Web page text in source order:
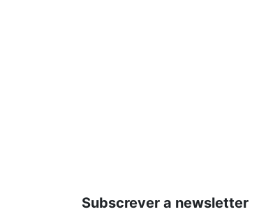
Subscrever a newsletter